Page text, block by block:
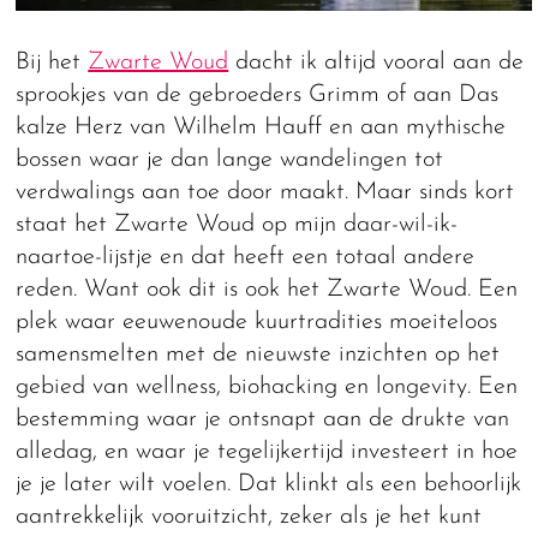
Bij het Zwarte Woud dacht ik altijd vooral aan de
sprookjes van de gebroeders Grimm of aan Das
kalze Herz van Wilhelm Hauff en aan mythische
bossen waar je dan lange wandelingen tot
verdwalings aan toe door maakt. Maar sinds kort
staat het Zwarte Woud op mijn daar-wil-ik-
naartoe-lijstje en dat heeft een totaal andere
reden. Want ook dit is ook het Zwarte Woud. Een
plek waar eeuwenoude kuurtradities moeiteloos
samensmelten met de nieuwste inzichten op het
gebied van wellness, biohacking en longevity. Een
bestemming waar je ontsnapt aan de drukte van
alledag, en waar je tegelijkertijd investeert in hoe
je je later wilt voelen. Dat klinkt als een behoorlijk
aantrekkelijk vooruitzicht, zeker als je het kunt